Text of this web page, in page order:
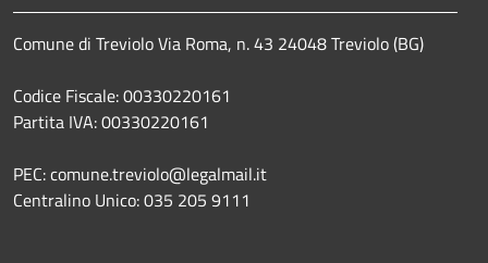
Comune di Treviolo Via Roma, n. 43 24048 Treviolo (BG)
Codice Fiscale: 00330220161
Partita IVA: 00330220161
PEC: comune.treviolo@legalmail.it
Centralino Unico:035 205 9111